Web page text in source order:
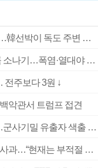
[속보] 여전히 ‘독도는 우리땅’ 외치는 日…韓선박이 독도 주변 해양조사 활동하자 반발
부산 울산 경남 구름 많고 경남 북서내륙 소나기…폭염·열대야 계속
전주보다 3원 ↓
악관서 트럼프 접견
‘탄약 부족 사태’ 보도에 격노한 트럼프…군사기밀 유출자 색출 지시
[속보] ‘심판 성접대’ 논란 축구협회 공식 사과…“현재는 부적절 행위 없어”